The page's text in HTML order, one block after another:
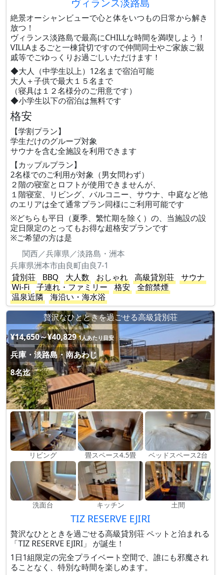
ヴィランス淡路島
絶景オーシャンビューで心と体をいつもの日常から解き
放つ！
ヴィランス淡路島で最高にCHILLな時間を満喫しよう！
VILLAまるごと一棟貸切ですので仲間同士やご家族ご親
戚等でごゆっくりお過ごしいただけます！
◆大人（中学生以上）12名まで宿泊可能
大人＋子供で最大１５名まで
（寝具は１２名様分のご用意です）
◆小学生以下の宿泊は無料です
格安
【学割プラン】
学生だけのグループ対象
サウナを含む全施設を利用できます
【カップルプラン】
2名様でのご利用が対象（男女問わず）
２階の寝室とロフトが使用できませんが、
１階寝室、リビング、バルコニー、サウナ、中庭など他
のエリアは全て通常プラン同様にご利用可能です
※どちらも平日（夏季、繁忙期を除く）の、当施設の設
定日限定のとってもお得な超格安プランです
※ご希望の方は是
関西／兵庫県／淡路島・洲本
兵庫県洲本市由良町由良7-1
貸別荘
BBQ 大人数 おしゃれ 高級貸別荘
サウナ
Wi-Fi
子連れ・ファミリー 格安
全館禁煙
温泉近隣
海沿い・海水浴
贅沢なひとときを過ごせる高級貸別荘
¥14,650～¥40,829 1人あたり目安
兵庫・淡路島・南あわじ
8名迄
リビング 畳スペース4.5畳 ベッドスペース2台
洗面台 キッチン 土間
TIZ RESERVE EJIRI
贅沢なひとときを過ごせる高級貸別荘 ペットと泊まれる
「TIZ RESERVE EJIRI」 が誕生！
1日1組限定の完全プライベート空間で、誰にも邪魔され
ることなく、特別な時間を楽しめます。